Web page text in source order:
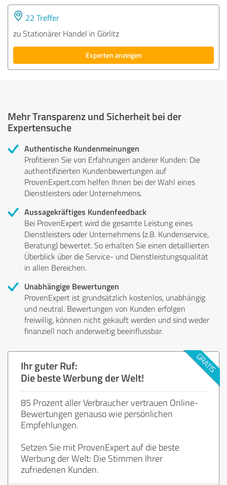
22 Treffer
zu Stationärer Handel in Görlitz
Experten anzeigen
Mehr Transparenz und Sicherheit bei der
Expertensuche
Authentische Kundenmeinungen
Profitieren Sie von Erfahrungen anderer Kunden: Die
authentifizierten Kundenbewertungen auf
ProvenExpert.com helfen Ihnen bei der Wahl eines
Dienstleisters oder Unternehmens.
Aussagekräftiges Kundenfeedback
Bei ProvenExpert wird die gesamte Leistung eines
Dienstleisters oder Unternehmens (z.B. Kundenservice,
Beratung) bewertet. So erhalten Sie einen detaillierten
Überblick über die Service- und Dienstleistungsqualität
in allen Bereichen.
Unabhängige Bewertungen
ProvenExpert ist grundsätzlich kostenlos, unabhängig
und neutral. Bewertungen von Kunden erfolgen
freiwillig, können nicht gekauft werden und sind weder
finanziell noch anderweitig beeinflussbar.
Ihr guter Ruf:
Die beste Werbung der Welt!
85 Prozent aller Verbraucher vertrauen Online-
Bewertungen genauso wie persönlichen
Empfehlungen.
Setzen Sie mit ProvenExpert auf die beste
Werbung der Welt: Die Stimmen Ihrer
zufriedenen Kunden.